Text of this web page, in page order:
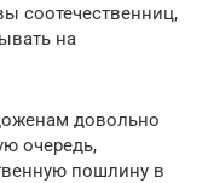
соотечественниц,
на
довольно
очередь,
пошлину в